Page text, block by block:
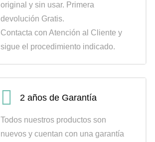
original y sin usar. Primera
devolución Gratis.
Contacta con Atención al Cliente y
sigue el procedimiento indicado.
2 años de Garantía
Todos nuestros productos son
nuevos y cuentan con una garantía